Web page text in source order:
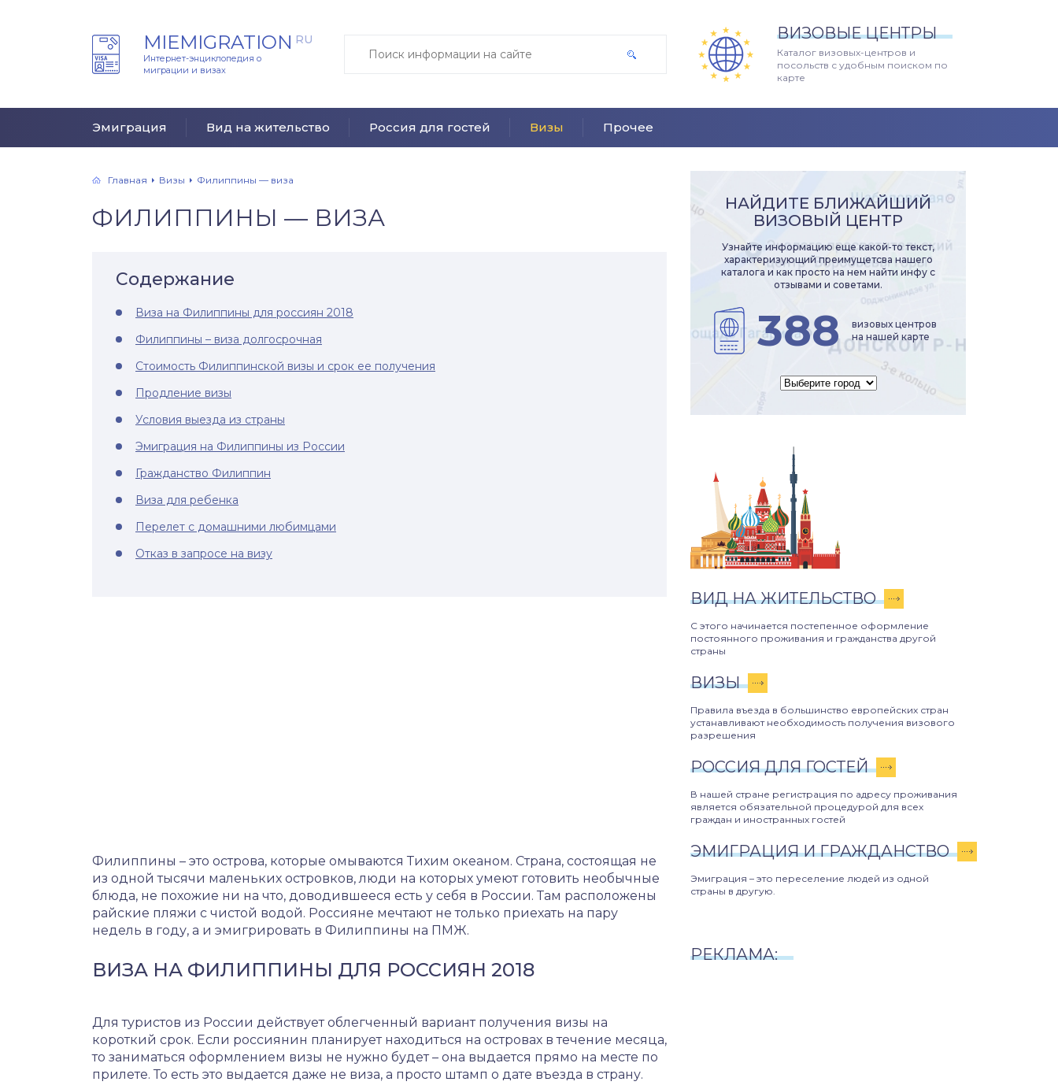
MIEMIGRATION RU
Интернет-энциклопедия о
миграции и визах
ВИЗОВЫЕ ЦЕНТРЫ
Каталог визовых-центров и
посольств с удобным поиском по
карте
Эмиграция Вид на жительство Россия для гостей Визы Прочее
Главная Визы Филиппины — виза
ФИЛИППИНЫ — ВИЗА
Содержание
Виза на Филиппины для россиян 2018
Филиппины – виза долгосрочная
Стоимость Филиппинской визы и срок ее получения
Продление визы
Условия выезда из страны
Эмиграция на Филиппины из России
Гражданство Филиппин
Виза для ребенка
Перелет с домашними любимцами
Отказ в запросе на визу
Филиппины – это острова, которые омываются Тихим океаном. Страна, состоящая не
из одной тысячи маленьких островков, люди на которых умеют готовить необычные
блюда, не похожие ни на что, доводившееся есть у себя в России. Там расположены
райские пляжи с чистой водой. Россияне мечтают не только приехать на пару
недель в году, а и эмигрировать в Филиппины на ПМЖ.
ВИЗА НА ФИЛИППИНЫ ДЛЯ РОССИЯН 2018
Для туристов из России действует облегченный вариант получения визы на
короткий срок. Если россиянин планирует находиться на островах в течение месяца,
то заниматься оформлением визы не нужно будет – она выдается прямо на месте по
прилете. То есть это выдается даже не виза, а просто штамп о дате въезда в страну.
НАЙДИТЕ БЛИЖАЙШИЙ
ВИЗОВЫЙ ЦЕНТР
Узнайте информацию еще какой-то текст,
характеризующий преимущетсва нашего
каталога и как просто на нем найти инфу с
отзывами и советами.
388
визовых центров
на нашей карте
ВИД НА ЖИТЕЛЬСТВО
С этого начинается постепенное оформление
постоянного проживания и гражданства другой
страны
ВИЗЫ
Правила въезда в большинство европейских стран
устанавливают необходимость получения визового
разрешения
РОССИЯ ДЛЯ ГОСТЕЙ
В нашей стране регистрация по адресу проживания
является обязательной процедурой для всех
граждан и иностранных гостей
ЭМИГРАЦИЯ И ГРАЖДАНСТВО
Эмиграция – это переселение людей из одной
страны в другую.
РЕКЛАМА: